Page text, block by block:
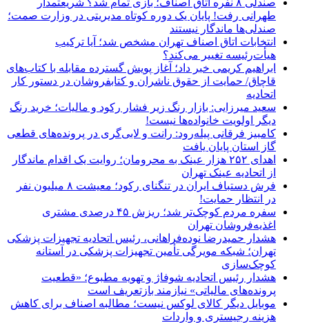
طهرانی رفت! پایان یک دوره کوتاه مدیریتی در وزارت صمت؛
صندلی‌ها ماندگار نیستند
انتخابات اتاق اصناف تهران مشخص شد؛ آیا ترکیب
هیأت‌رئیسه تغییر می‌کند؟
ابراهیم کریمی خبر داد؛ آغاز پویش گسترده مقابله با کتاب‌های
قاچاق/ حمایت از حقوق ناشران و کتابفروشان در دستور کار
اتحادیه
سعید میرزایی: بازار رنگ زیر فشار رکود و مالیات؛ خرید رنگ
دیگر اولویت خانواده‌ها نیست!
کامبیز فرقانی پیله‌رود: رانت و لابی‌گری در پرونده‌های قطعی
گاز استان پایان یافت
اهدای ۲۵۲ هزار عینک به محرومان؛ روایت یک اقدام ماندگار
از اتحادیه عینک تهران
فرش دستباف ایران در تنگنای رکود؛ معیشت ۸ میلیون نفر
در انتظار حمایت!
سفره مردم کوچک‌تر شد؛ ریزش ۴۵ درصدی مشتری
اغذیه‌فروشان تهران
هشدار حمیدرضا نوده‌فراهانی، رئیس اتحادیه تجهیزات پزشکی
تهران؛ شبکه مویرگی تأمین تجهیزات پزشکی در آستانه
کوچک‌سازی
هشدار رئیس اتحادیه شوفاژ و تهویه مطبوع؛ «قطعیت
پرونده‌های مالیاتی» نیازمند بازتعریف است
موبایل دیگر کالای لوکس نیست؛ مطالبه اصناف برای کاهش
هزینه رجیستری و واردات